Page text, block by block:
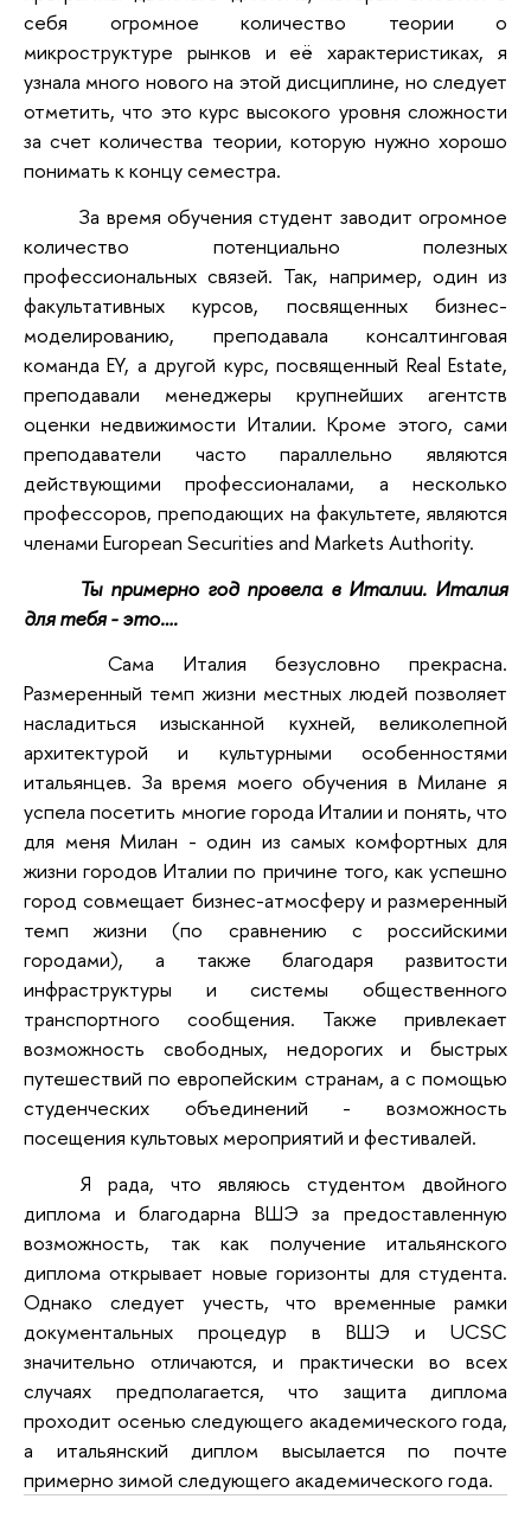
себя огромное количество теории о
микроструктуре рынков и её характеристиках, я
узнала много нового на этой дисциплине, но следует
отметить, что это курс высокого уровня сложности
за счет количества теории, которую нужно хорошо
понимать к концу семестра.
За время обучения студент заводит огромное
количество потенциально полезных
профессиональных связей. Так, например, один из
факультативных курсов, посвященных бизнес-
моделированию, преподавала консалтинговая
команда EY, а другой курс, посвященный Real Estate,
преподавали менеджеры крупнейших агентств
оценки недвижимости Италии. Кроме этого, сами
преподаватели часто параллельно являются
действующими профессионалами, а несколько
профессоров, преподающих на факультете, являются
членами European Securities and Markets Authority.
Ты примерно год провела в Италии. Италия
для тебя - это….
Сама Италия безусловно прекрасна.
Размеренный темп жизни местных людей позволяет
насладиться изысканной кухней, великолепной
архитектурой и культурными особенностями
итальянцев. За время моего обучения в Милане я
успела посетить многие города Италии и понять, что
для меня Милан - один из самых комфортных для
жизни городов Италии по причине того, как успешно
город совмещает бизнес-атмосферу и размеренный
темп жизни (по сравнению с российскими
городами), а также благодаря развитости
инфраструктуры и системы общественного
транспортного сообщения. Также привлекает
возможность свободных, недорогих и быстрых
путешествий по европейским странам, а с помощью
студенческих объединений - возможность
посещения культовых мероприятий и фестивалей.
Я рада, что являюсь студентом двойного
диплома и благодарна ВШЭ за предоставленную
возможность, так как получение итальянского
диплома открывает новые горизонты для студента.
Однако следует учесть, что временные рамки
документальных процедур в ВШЭ и UCSC
значительно отличаются, и практически во всех
случаях предполагается, что защита диплома
проходит осенью следующего академического года,
а итальянский диплом высылается по почте
примерно зимой следующего академического года.